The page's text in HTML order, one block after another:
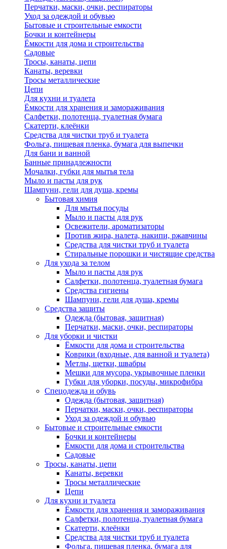
Перчатки, маски, очки, респираторы
Уход за одеждой и обувью
Бытовые и строительные емкости
Бочки и контейнеры
Ёмкости для дома и строительства
Садовые
Тросы, канаты, цепи
Канаты, веревки
Тросы металлические
Цепи
Для кухни и туалета
Ёмкости для хранения и замораживания
Салфетки, полотенца, туалетная бумага
Скатерти, клеёнки
Средства для чистки труб и туалета
Фольга, пищевая пленка, бумага для выпечки
Для бани и ванной
Банные принадлежности
Мочалки, губки для мытья тела
Мыло и пасты для рук
Шампуни, гели для душа, кремы
Бытовая химия
Для мытья посуды
Мыло и пасты для рук
Освежители, ароматизаторы
Против жира, налета, накипи, ржавчины
Средства для чистки труб и туалета
Стиральные порошки и чистящие средства
Для ухода за телом
Мыло и пасты для рук
Салфетки, полотенца, туалетная бумага
Средства гигиены
Шампуни, гели для душа, кремы
Средства защиты
Одежда (бытовая, защитная)
Перчатки, маски, очки, респираторы
Для уборки и чистки
Ёмкости для дома и строительства
Коврики (входные, для ванной и туалета)
Метлы, щетки, швабры
Мешки для мусора, укрывочные пленки
Губки для уборки, посуды, микрофибра
Спецодежда и обувь
Одежда (бытовая, защитная)
Перчатки, маски, очки, респираторы
Уход за одеждой и обувью
Бытовые и строительные емкости
Бочки и контейнеры
Ёмкости для дома и строительства
Садовые
Тросы, канаты, цепи
Канаты, веревки
Тросы металлические
Цепи
Для кухни и туалета
Ёмкости для хранения и замораживания
Салфетки, полотенца, туалетная бумага
Скатерти, клеёнки
Средства для чистки труб и туалета
Фольга, пищевая пленка, бумага для